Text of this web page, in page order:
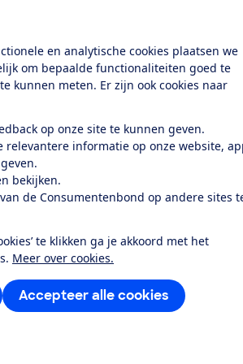
en analytische cookies plaatsen we
om bepaalde functionaliteiten goed te
kunnen meten. Er zijn ook cookies naar
op onze site te kunnen geven.
relevantere informatie op onze website,
bekijken.
de Consumentenbond op andere sites
te klikken ga je akkoord met het
Meer over cookies.
Accepteer alle cookies
dan oudere of
van nieuwe en duurdere auto's
de duurste auto's staat onderaan de
vielen ze jaren geleden
En ook op betrouwbaarheid is
aandrijving
met een verbrandingsmotor?
onderdelen, maar zijn lang niet altijd
nieuw en hebben hebben
300 modellen in kaart gebracht.